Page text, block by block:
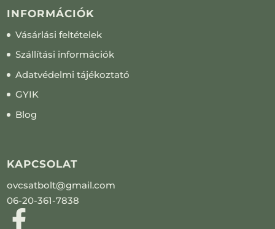
INFORMÁCIÓK
Vásárlási feltételek
Szállítási információk
Adatvédelmi tájékoztató
GYIK
Blog
KAPCSOLAT
ovcsatbolt@gmail.com
06-20-361-7838